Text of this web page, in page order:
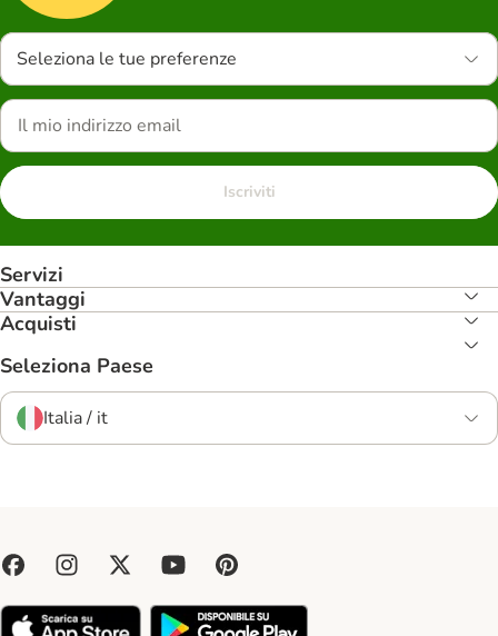
Seleziona le tue preferenze
Iscriviti
Servizi
Vantaggi
Acquisti
Seleziona Paese
Italia / it